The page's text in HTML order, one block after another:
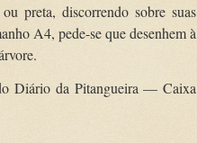
preta, discorrendo sobre suas
A4, pede-se que desenhem à
Diário da Pitangueira — Caixa